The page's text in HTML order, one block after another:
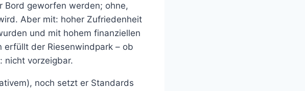
geworfen werden; ohne,
Aber mit: hoher Zufriedenheit
und mit hohem finanziellen
erfüllt der Riesenwindpark – ob
nicht vorzeigbar.
noch setzt er Standards